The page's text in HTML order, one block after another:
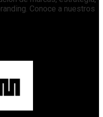
Conoce a nuestros